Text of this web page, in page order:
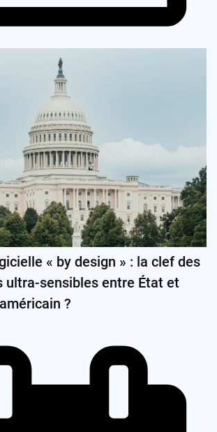
« by design » : la clef des
ultra-sensibles entre État et
?